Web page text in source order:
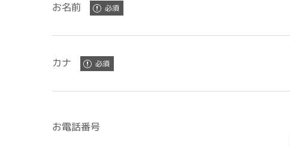
お名前
カナ
お電話番号